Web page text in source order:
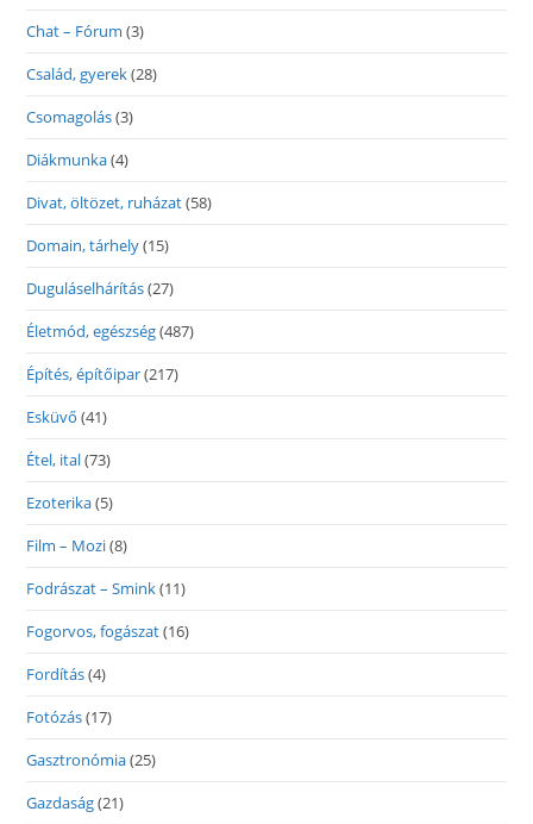
Chat – Fórum (3)
Család, gyerek(28)
Csomagolás(3)
Diákmunka(4)
Divat, öltözet, ruházat(58)
Domain, tárhely(15)
Duguláselhárítás(27)
Életmód, egészség(487)
Építés, építőipar(217)
Esküvő (41)
Étel, ital(73)
Ezoterika(5)
Film – Mozi(8)
Fodrászat – Smink(11)
Fogorvos, fogászat(16)
Fordítás(4)
Fotózás(17)
Gasztronómia(25)
Gazdaság(21)